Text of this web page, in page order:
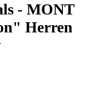
- MONT
Herren